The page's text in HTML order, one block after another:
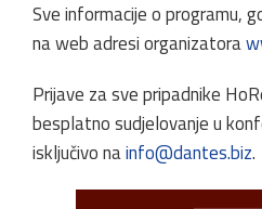
Sve informacije o programu,
na web adresi organizatora
Prijave za sve pripadnike
besplatno sudjelovanje u
isključivo nainfo@dantes.biz.